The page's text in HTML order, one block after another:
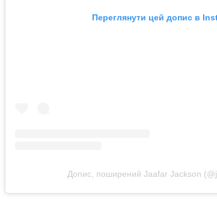
Переглянути цей допис в
Допис, поширений Jaafar Jackson